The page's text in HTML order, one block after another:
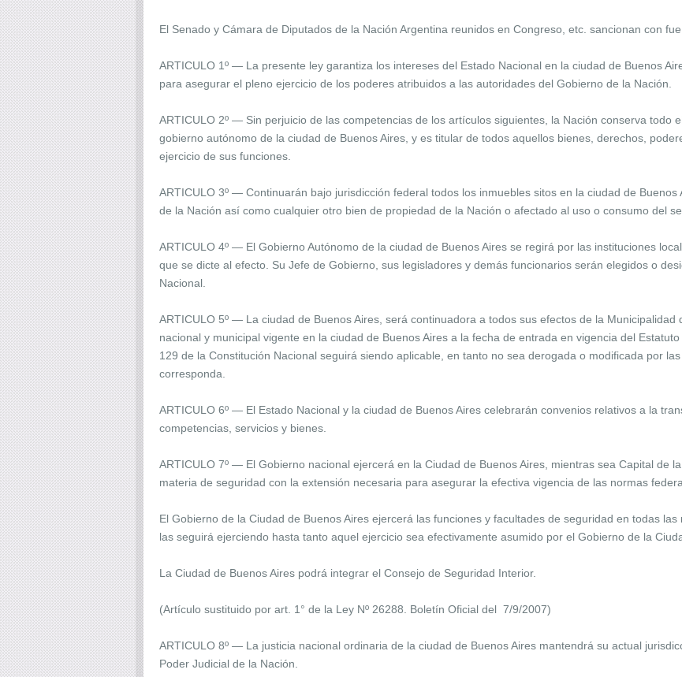
El Senado y Cámara de Diputados de la Nación Argentina reunidos en Congreso, etc. sancionan con
ARTICULO 1º — La presente ley garantiza los intereses del Estado Nacional en la ciudad de Buenos
para asegurar el pleno ejercicio de los poderes atribuidos a las autoridades del Gobierno de la Nación.
ARTICULO 2º — Sin perjuicio de las competencias de los artículos siguientes, la Nación conserva todo
gobierno autónomo de la ciudad de Buenos Aires, y es titular de todos aquellos bienes, derechos,
ejercicio de sus funciones.
ARTICULO 3º — Continuarán bajo jurisdicción federal todos los inmuebles sitos en la ciudad de
de la Nación así como cualquier otro bien de propiedad de la Nación o afectado al uso o consumo del
ARTICULO 4º — El Gobierno Autónomo de la ciudad de Buenos Aires se regirá por las instituciones
que se dicte al efecto. Su Jefe de Gobierno, sus legisladores y demás funcionarios serán elegidos o
Nacional.
ARTICULO 5º — La ciudad de Buenos Aires, será continuadora a todos sus efectos de la Municipalidad
nacional y municipal vigente en la ciudad de Buenos Aires a la fecha de entrada en vigencia del
129 de la Constitución Nacional seguirá siendo aplicable, en tanto no sea derogada o modificada por
corresponda.
ARTICULO 6º — El Estado Nacional y la ciudad de Buenos Aires celebrarán convenios relativos a la
competencias, servicios y bienes.
ARTICULO 7º — El Gobierno nacional ejercerá en la Ciudad de Buenos Aires, mientras sea Capital de
materia de seguridad con la extensión necesaria para asegurar la efectiva vigencia de las normas
El Gobierno de la Ciudad de Buenos Aires ejercerá las funciones y facultades de seguridad en todas
las seguirá ejerciendo hasta tanto aquel ejercicio sea efectivamente asumido por el Gobierno de la
La Ciudad de Buenos Aires podrá integrar el Consejo de Seguridad Interior.
(Artículo sustituido por art. 1° de la Ley Nº 26288. Boletín Oficial del 7/9/2007)
ARTICULO 8º — La justicia nacional ordinaria de la ciudad de Buenos Aires mantendrá su actual
Poder Judicial de la Nación.